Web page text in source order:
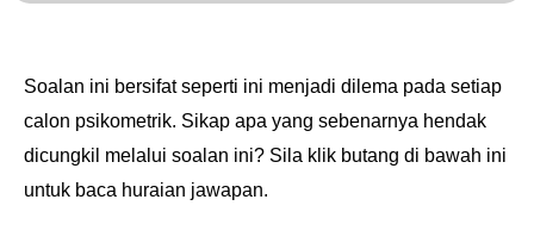
Soalan ini bersifat seperti ini menjadi dilema pada setiap
calon psikometrik. Sikap apa yang sebenarnya hendak
dicungkil melalui soalan ini? Sila klik butang di bawah ini
untuk baca huraian jawapan.